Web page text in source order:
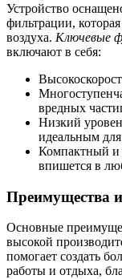
Устройство
фильтрации,
воздуха. Ключевые
включают в себя:
вредных
Низкий
идеальным
Компактный и
впишется в
Преимущества
Основные
высокой
помогает создать
работы и отдыха,